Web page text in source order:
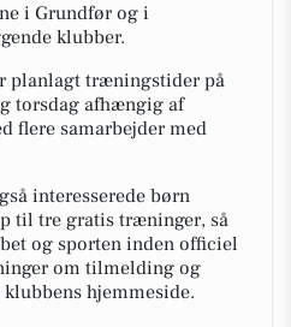
i Grundfør og i
klubber.
planlagt træningstider på
torsdag afhængig af
flere samarbejder med
interesserede børn
til tre gratis træninger, så
og sporten inden officiel
om tilmelding og
hjemmeside.